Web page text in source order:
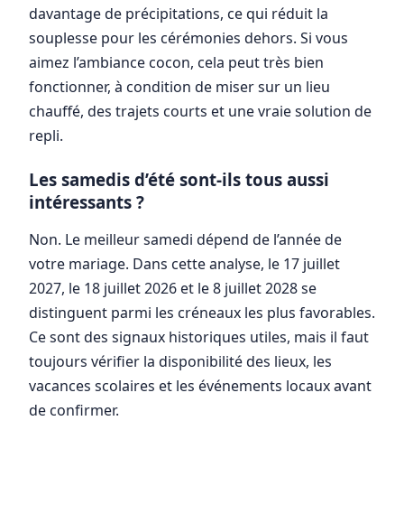
davantage de précipitations, ce qui réduit la
souplesse pour les cérémonies dehors. Si vous
aimez l’ambiance cocon, cela peut très bien
fonctionner, à condition de miser sur un lieu
chauffé, des trajets courts et une vraie solution de
repli.
Les samedis d’été sont-ils tous aussi
intéressants ?
Non. Le meilleur samedi dépend de l’année de
votre mariage. Dans cette analyse, le 17 juillet
2027, le 18 juillet 2026 et le 8 juillet 2028 se
distinguent parmi les créneaux les plus favorables.
Ce sont des signaux historiques utiles, mais il faut
toujours vérifier la disponibilité des lieux, les
vacances scolaires et les événements locaux avant
de confirmer.